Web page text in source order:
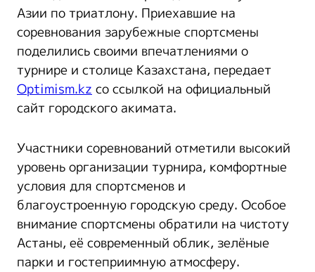
Азии по триатлону. Приехавшие на
соревнования зарубежные спортсмены
поделились своими впечатлениями о
турнире и столице Казахстана, передает
Optimism.kz со ссылкой на официальный
сайт городского акимата.
Участники соревнований отметили высокий
уровень организации турнира, комфортные
условия для спортсменов и
благоустроенную городскую среду. Особое
внимание спортсмены обратили на чистоту
Астаны, её современный облик, зелёные
парки и гостеприимную атмосферу.